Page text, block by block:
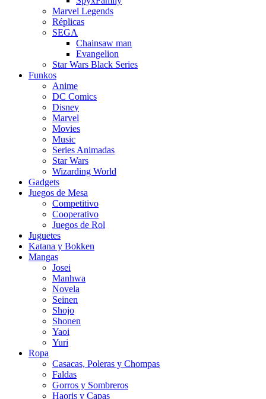
Marvel Legends
Réplicas
SEGA
Chainsaw man
Evangelion
Star Wars Black Series
Funkos
Anime
DC Comics
Disney
Marvel
Movies
Music
Series Animadas
Star Wars
Wizarding World
Gadgets
Juegos de Mesa
Competitivo
Cooperativo
Juegos de Rol
Juguetes
Katana y Bokken
Mangas
Josei
Manhwa
Novela
Seinen
Shojo
Shonen
Yaoi
Yuri
Ropa
Casacas, Poleras y Chompas
Faldas
Gorros y Sombreros
Haoris y Capas